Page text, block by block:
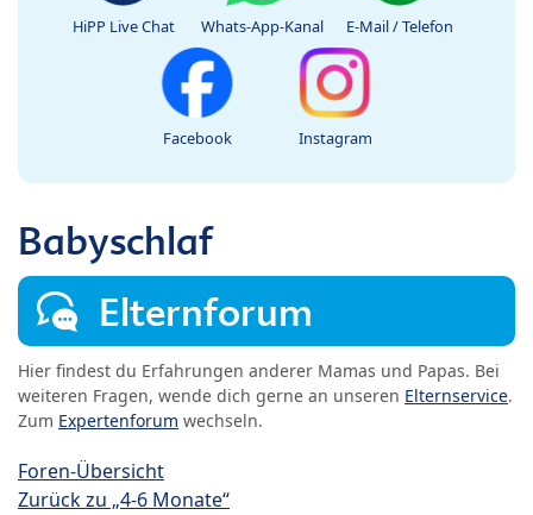
HiPP Live Chat Whats-App-Kanal E-Mail / Telefon
Facebook Instagram
Babyschlaf
Elternforum
Hier findest du Erfahrungen anderer Mamas und Papas. Bei
weiteren Fragen, wende dich gerne an unseren Elternservice.
Zum Expertenforum wechseln.
Foren-Übersicht
Zurück zu „4-6 Monate“